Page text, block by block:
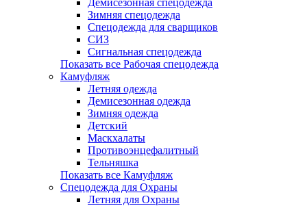
Демисезонная спецодежда
Зимняя спецодежда
Спецодежда для сварщиков
СИЗ
Сигнальная спецодежда
Показать все Рабочая спецодежда
Камуфляж
Летняя одежда
Демисезонная одежда
Зимняя одежда
Детский
Маскхалаты
Противоэнцефалитный
Тельняшка
Показать все Камуфляж
Спецодежда для Охраны
Летняя для Охраны